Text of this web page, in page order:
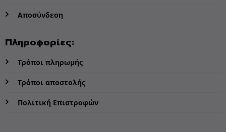
Αποσύνδεση
Πληροφορίες:
Τρόποι πληρωμής
Τρόποι αποστολής
Πολιτική Επιστροφών